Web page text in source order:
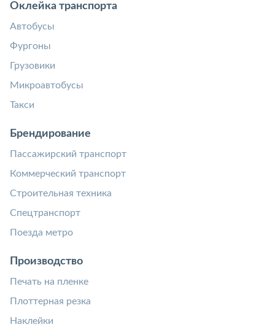
Оклейка транспорта
Автобусы
Фургоны
Грузовики
Микроавтобусы
Такси
Брендирование
Пассажирский транспорт
Коммерческий транспорт
Строительная техника
Спецтранспорт
Поезда метро
Производство
Печать на пленке
Плоттерная резка
Наклейки